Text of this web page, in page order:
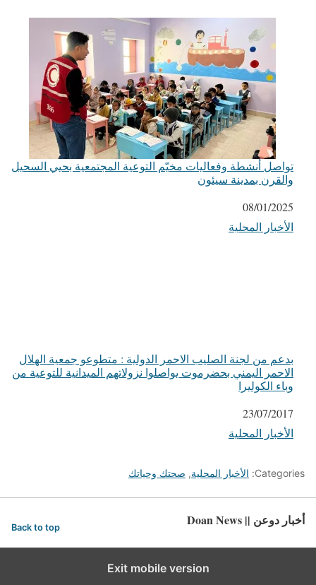
تواصل أنشطة وفعاليات مخيّم التوعية المجتمعية بحيي السحيل
والقرن بمدينة سيئون
التاريخ
08/01/2025
في ما يتعلق بما يأتي
الأخبار المحلية
بدعم من لجنة الصليب الاحمر الدولية : متطوعو جمعية الهلال
الاحمر اليمني بحضرموت يواصلوا نزولاتهم الميدانية للتوعية من
وباء الكوليرا
التاريخ
23/07/2017
في ما يتعلق بما يأتي
الأخبار المحلية
Categories: الأخبار المحلية, صحتك وحياتك
أخبار دوعن || Doan News Back to top
Exit mobile version